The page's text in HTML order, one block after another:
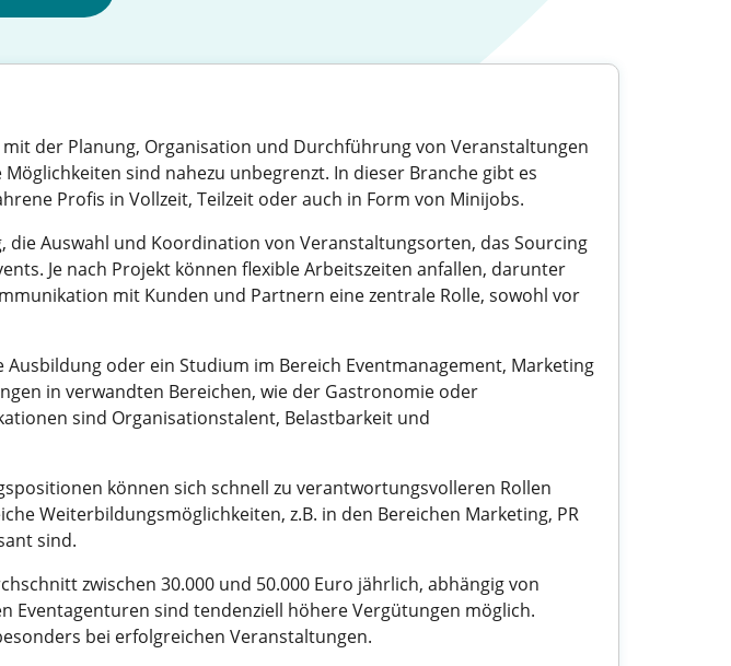
der Planung, Organisation und Durchführung von Veranstaltungen
sind nahezu unbegrenzt. In dieser Branche gibt es
Profis in Vollzeit, Teilzeit oder auch in Form von Minijobs.
Auswahl und Koordination von Veranstaltungsorten, das Sourcing
Je nach Projekt können flexible Arbeitszeiten anfallen, darunter
mit Kunden und Partnern eine zentrale Rolle, sowohl vor
oder ein Studium im Bereich Eventmanagement, Marketing
in verwandten Bereichen, wie der Gastronomie oder
sind Organisationstalent, Belastbarkeit und
können sich schnell zu verantwortungsvolleren Rollen
Weiterbildungsmöglichkeiten, z.B. in den Bereichen Marketing, PR
sind.
zwischen 30.000 und 50.000 Euro jährlich, abhängig von
Eventagenturen sind tendenziell höhere Vergütungen möglich.
bei erfolgreichen Veranstaltungen.